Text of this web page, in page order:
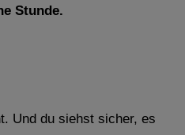
Stunde.
Und du siehst sicher, es